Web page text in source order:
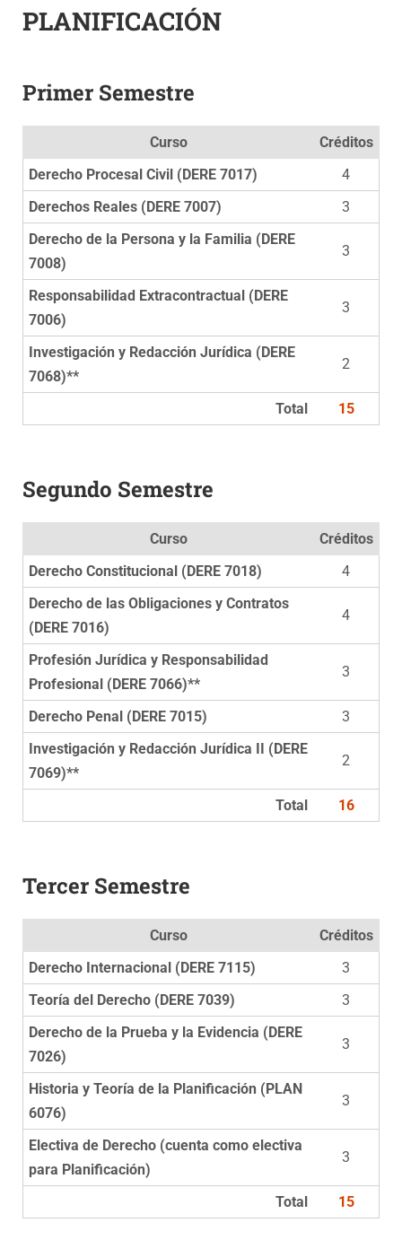
PLANIFICACIÓN
Primer Semestre
Curso Créditos
Total 15
Derecho Procesal Civil (DERE 7017)
4
Derechos Reales (DERE 7007)
3
Derecho de la Persona y la Familia (DERE
7008)
3
Responsabilidad Extracontractual (DERE
7006)
3
Investigación y Redacción Jurídica (DERE
7068)**
2
Segundo Semestre
Curso Créditos
Total 16
Derecho Constitucional (DERE 7018)
4
Derecho de las Obligaciones y Contratos
(DERE 7016)
4
Profesión Jurídica y Responsabilidad
Profesional (DERE 7066)**
3
Derecho Penal (DERE 7015)
3
Investigación y Redacción Jurídica II (DERE
7069)**
2
Tercer Semestre
Curso Créditos
Total 15
Derecho Internacional (DERE 7115)
3
Teoría del Derecho (DERE 7039)
3
Derecho de la Prueba y la Evidencia (DERE
7026)
3
Historia y Teoría de la Planificación (PLAN
6076)
3
Electiva de Derecho (cuenta como electiva
para Planificación)
3